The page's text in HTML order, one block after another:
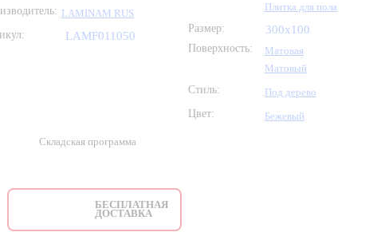
LAMINAM RUS
LAMF011050
Плитка для пола
Размер:
300x100
Поверхность:
Матовая
Матовый
Стиль:
Под дерево
Цвет:
Бежевый
Складская программа
БЕСПЛАТНАЯ
ДОСТАВКА